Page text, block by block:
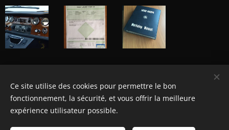
© Henri's classics
Cookies
Ce site utilise des cookies pour permettre le bon
fonctionnement, la sécurité, et vous offrir la meilleure
expérience utilisateur possible.